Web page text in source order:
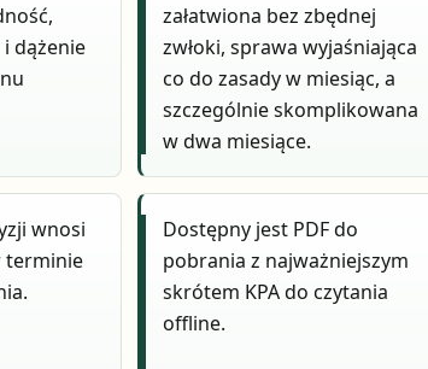
dążenie
załatwiona bez zbędnej
zwłoki, sprawa wyjaśniająca
co do zasady w miesiąc, a
szczególnie skomplikowana
w dwa miesiące.
wnosi
terminie
Dostępny jest PDF do
pobrania z najważniejszym
skrótem KPA do czytania
offline.